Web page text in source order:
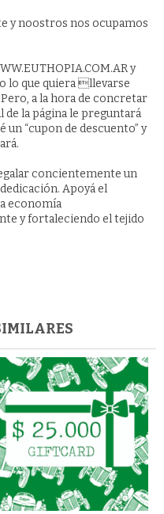
y noostros nos ocupamos
y
lo que quiera llevarse
a la hora de concretar
la página le preguntará
“cupon de descuento” y
concientemente un
Apoyá el
economía
y fortaleciendo el tejido